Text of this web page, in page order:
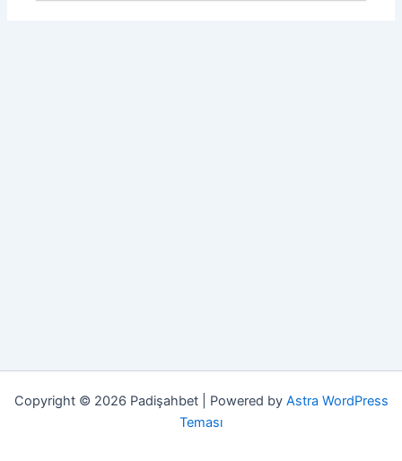
Copyright © 2026 Padişahbet | Powered by Astra WordPress
Teması